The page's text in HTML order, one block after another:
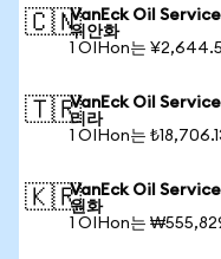
🇨🇳VanEck Oil
위안화
1 OIHon는
🇹🇷VanEck Oil
리라
1 OIHon는
🇰🇷VanEck Oil
원화
1 OIHon는